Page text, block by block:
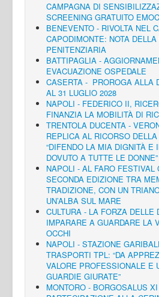
CAMPAGNA DI
SCREENING GRATUITO
BENEVENTO - RIVOLTA NEL
CAPODIMONTE: NOTA
PENITENZIARIA
BATTIPAGLIA -
EVACUAZIONE OSPEDALE
CASERTA - PROROGA ALLA
AL 31 LUGLIO 2028
NAPOLI - FEDERICO II,
FINANZIA LA MOBILITÀ DI
TRENTOLA DUCENTA -
REPLICA AL RICORSO
“DIFENDO LA MIA DIGNITÀ E
DOVUTO A TUTTE LE DONNE”
NAPOLI - AL FARO FESTIVAL
SECONDA EDIZIONE TRA
TRADIZIONE, CON UN
UN’ALBA SUL MARE
CULTURA - LA FORZA DELLE
IMPARARE A GUARDARE LA
OCCHI
NAPOLI - STAZIONE
TRASPORTI TPL: “DA
VALORE PROFESSIONALE E
GUARDIE GIURATE”
MONTORO - BORGOSALUS